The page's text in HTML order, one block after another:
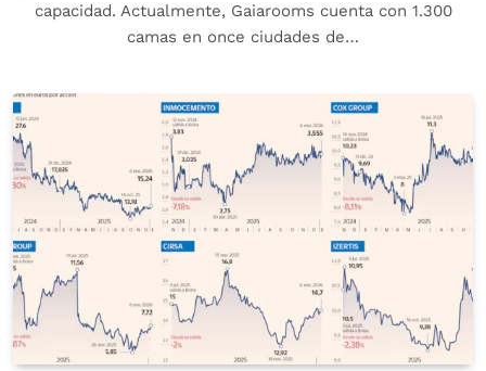
capacidad. Actualmente, Gaiarooms cuenta con 1.300
camas en once ciudades de…